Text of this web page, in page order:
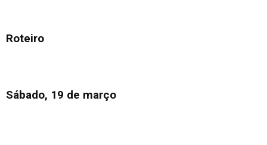
Roteiro
Sábado, 19 de março